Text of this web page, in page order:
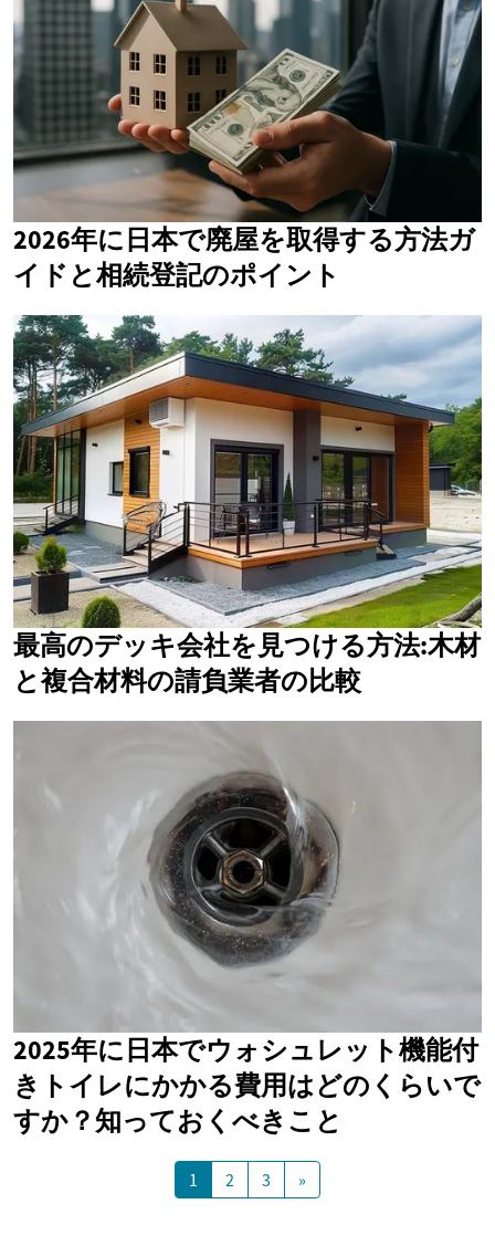
2026年に日本で廃屋を取得する方法ガ
イドと相続登記のポイント
最高のデッキ会社を見つける方法:木材
と複合材料の請負業者の比較
2025年に日本でウォシュレット機能付
きトイレにかかる費用はどのくらいで
すか？知っておくべきこと
1 2 3 »